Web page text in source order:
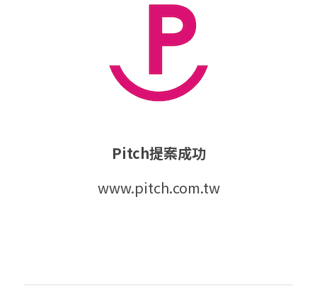
Pitch提案成功
www.pitch.com.tw